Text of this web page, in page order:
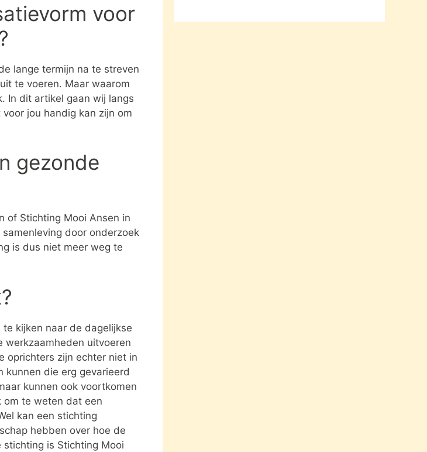
voor
lange termijn na te streven
te voeren. Maar waarom
In dit artikel gaan wij langs
jou handig kan zijn om
gezonde
of Stichting Mooi Ansen in
door onderzoek
is dus niet meer weg te
kijken naar de dagelijkse
werkzaamheden uitvoeren
oprichters zijn echter niet in
kunnen die erg gevarieerd
kunnen ook voortkomen
om te weten dat een
kan een stichting
hebben over hoe de
is Stichting Mooi